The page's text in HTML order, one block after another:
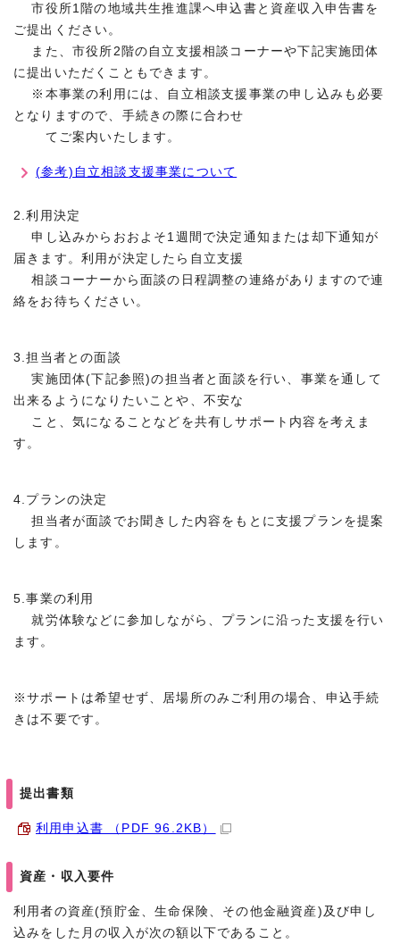
市役所1階の地域共生推進課へ申込書と資産収入申告書を
ご提出ください。
また、市役所2階の自立支援相談コーナーや下記実施団体
に提出いただくこともできます。
※本事業の利用には、自立相談支援事業の申し込みも必要
となりますので、手続きの際に合わせ
てご案内いたします。
(参考)自立相談支援事業について
2.利用決定
申し込みからおおよそ1週間で決定通知または却下通知が
届きます。利用が決定したら自立支援
相談コーナーから面談の日程調整の連絡がありますので連
絡をお待ちください。
3.担当者との面談
実施団体(下記参照)の担当者と面談を行い、事業を通して
出来るようになりたいことや、不安な
こと、気になることなどを共有しサポート内容を考えま
す。
4.プランの決定
担当者が面談でお聞きした内容をもとに支援プランを提案
します。
5.事業の利用
就労体験などに参加しながら、プランに沿った支援を行い
ます。
※サポートは希望せず、居場所のみご利用の場合、申込手続
きは不要です。
提出書類
利用申込書 （PDF 96.2KB）
資産・収入要件
利用者の資産(預貯金、生命保険、その他金融資産)及び申し
込みをした月の収入が次の額以下であること。